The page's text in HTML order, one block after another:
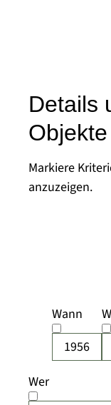
Details
Objekte
Markiere
anzuzeigen.
Wann
1956
Wer